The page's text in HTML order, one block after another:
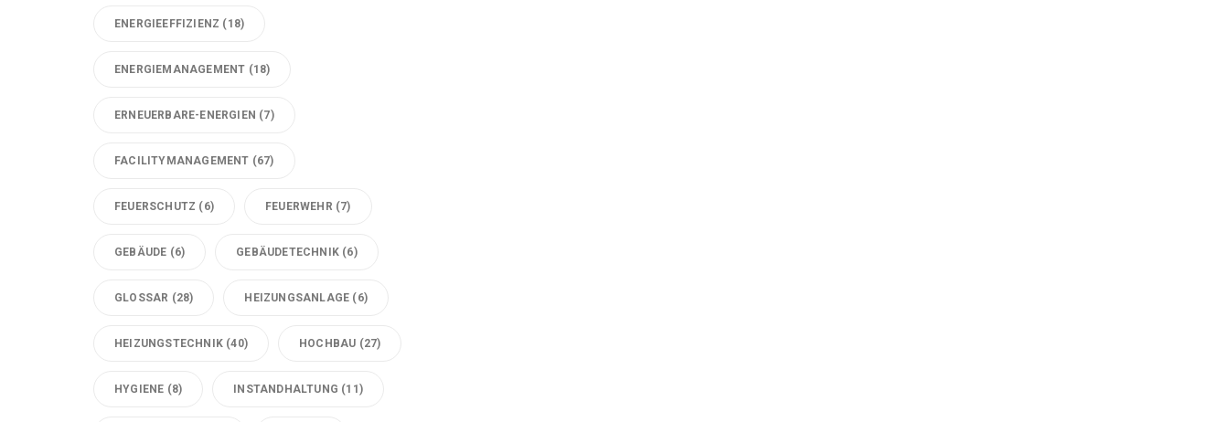
ENERGIEEFFIZIENZ (18)
ENERGIEMANAGEMENT (18)
ERNEUERBARE-ENERGIEN (7)
FACILITYMANAGEMENT (67)
FEUERSCHUTZ (6) FEUERWEHR (7)
GEBÄUDE (6) GEBÄUDETECHNIK (6)
GLOSSAR (28) HEIZUNGSANLAGE (6)
HEIZUNGSTECHNIK (40) HOCHBAU (27)
HYGIENE (8) INSTANDHALTUNG (11)